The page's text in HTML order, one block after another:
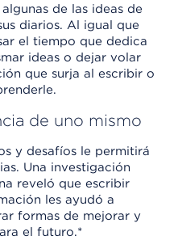
de las ideas de
diarios. Al igual que
el tiempo que dedica
ideas o dejar volar
que surja al escribir o
de uno mismo
y desafíos le permitirá
Una investigación
reveló que escribir
les ayudó a
formas de mejorar y
el futuro.*